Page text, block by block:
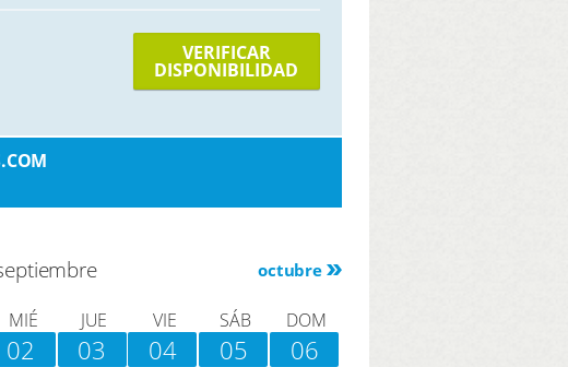
VERIFICAR
DISPONIBILIDAD
octubre
MIÉ JUE VIE SÁB DOM
02 03 04 05
06